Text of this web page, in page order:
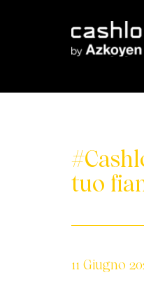
tuo
11 Giugno